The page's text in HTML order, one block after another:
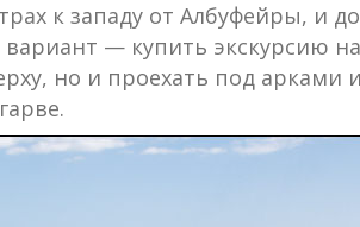
к западу от Албуфейры, и
— купить экскурсию на
но и проехать под арками